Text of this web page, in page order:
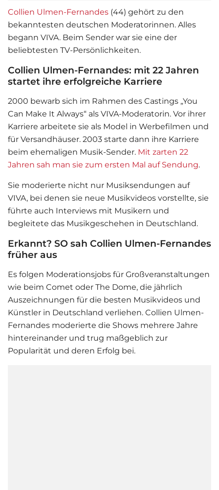
Collien Ulmen-Fernandes (44) gehört zu den
bekanntesten deutschen Moderatorinnen. Alles
begann VIVA. Beim Sender war sie eine der
beliebtesten TV-Persönlichkeiten.
Collien Ulmen-Fernandes: mit 22 Jahren
startet ihre erfolgreiche Karriere
2000 bewarb sich im Rahmen des Castings „You
Can Make It Always“ als VIVA-Moderatorin. Vor ihrer
Karriere arbeitete sie als Model in Werbefilmen und
für Versandhäuser. 2003 starte dann ihre Karriere
beim ehemaligen Musik-Sender. Mit zarten 22
Jahren sah man sie zum ersten Mal auf Sendung.
Sie moderierte nicht nur Musiksendungen auf
VIVA, bei denen sie neue Musikvideos vorstellte, sie
führte auch Interviews mit Musikern und
begleitete das Musikgeschehen in Deutschland.
Erkannt? SO sah Collien Ulmen-Fernandes
früher aus
Es folgen Moderationsjobs für Großveranstaltungen
wie beim Comet oder The Dome, die jährlich
Auszeichnungen für die besten Musikvideos und
Künstler in Deutschland verliehen. Collien Ulmen-
Fernandes moderierte die Shows mehrere Jahre
hintereinander und trug maßgeblich zur
Popularität und deren Erfolg bei.